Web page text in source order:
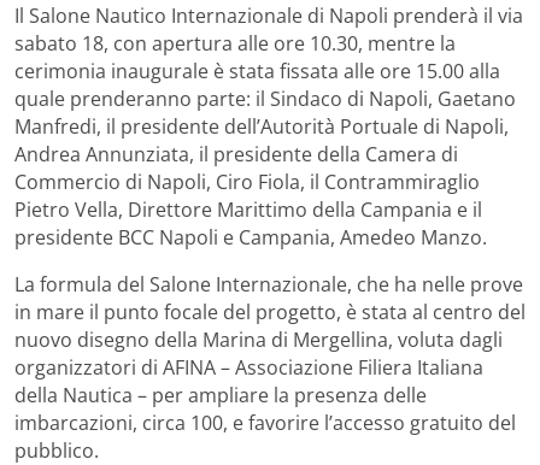
Il Salone Nautico Internazionale di Napoli prenderà il via
sabato 18, con apertura alle ore 10.30, mentre la
cerimonia inaugurale è stata fissata alle ore 15.00 alla
quale prenderanno parte: il Sindaco di Napoli, Gaetano
Manfredi, il presidente dell’Autorità Portuale di Napoli,
Andrea Annunziata, il presidente della Camera di
Commercio di Napoli, Ciro Fiola, il Contrammiraglio
Pietro Vella, Direttore Marittimo della Campania e il
presidente BCC Napoli e Campania, Amedeo Manzo.
La formula del Salone Internazionale, che ha nelle prove
in mare il punto focale del progetto, è stata al centro del
nuovo disegno della Marina di Mergellina, voluta dagli
organizzatori di AFINA – Associazione Filiera Italiana
della Nautica – per ampliare la presenza delle
imbarcazioni, circa 100, e favorire l’accesso gratuito del
pubblico.